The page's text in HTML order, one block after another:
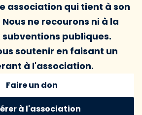
association qui tient à son
ne recourons ni à la
publiques.
soutenir en faisant un
à l'association.
Faire un don
à l'association